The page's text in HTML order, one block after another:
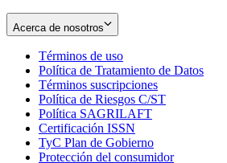
Acerca de nosotros
Términos de uso
in
new
window
Política de Tratamiento de Datos
Términos suscripciones
in
Política de Riesgos C/ST
Política SAGRILAFT
new
window
Certificación ISSN
in
new
TyC Plan de Gobierno
in
Protección del consumidorOpens